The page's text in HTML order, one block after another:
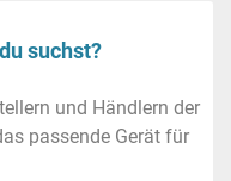
suchst?
und Händlern der
passende Gerät für